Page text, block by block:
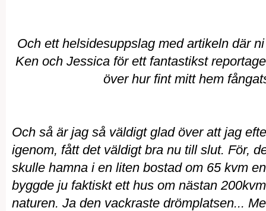
Och ett helsidesuppslag med artikeln där
Ken och Jessica för ett fantastikst
över hur fint mitt hem
Och så är jag så väldigt glad över att jag
igenom, fått det väldigt bra nu till slut. För,
skulle hamna i en liten bostad om 65 kvm
byggde ju faktiskt ett hus om nästan
naturen. Ja den vackraste drömplatsen...